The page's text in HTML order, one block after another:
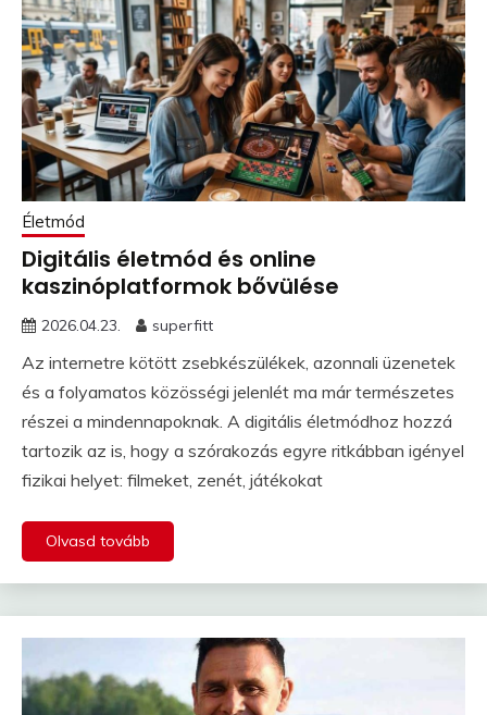
Életmód
Digitális életmód és online
kaszinóplatformok bővülése
2026.04.23. superfitt
Az internetre kötött zsebkészülékek, azonnali üzenetek
és a folyamatos közösségi jelenlét ma már természetes
részei a mindennapoknak. A digitális életmódhoz hozzá
tartozik az is, hogy a szórakozás egyre ritkábban igényel
fizikai helyet: filmeket, zenét, játékokat
Olvasd tovább